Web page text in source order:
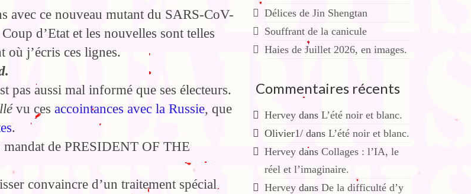
avec ce nouveau mutant du SARS-CoV-
d’Etat et les nouvelles sont telles
où j’écris ces lignes.
pas aussi mal informé que ses électeurs.
vu ces accointances avec la Russie, que
.
de PRESIDENT OF THE
convaincre d’un traitement spécial
Délices de Jin Shengtan
Souffrant de la canicule
Haies de Juillet 2026, en images.
Commentaires récents
Herveydans L’été noir et blanc.
Olivier1/dans L’été noir et blanc.
Herveydans Collages : l’IA, le
réel et l’imaginaire.
Herveydans De la difficulté d’y